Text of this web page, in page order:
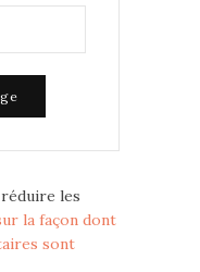
les
la façon dont
sont